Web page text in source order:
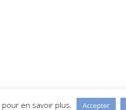
pour en savoir plus. Accepter